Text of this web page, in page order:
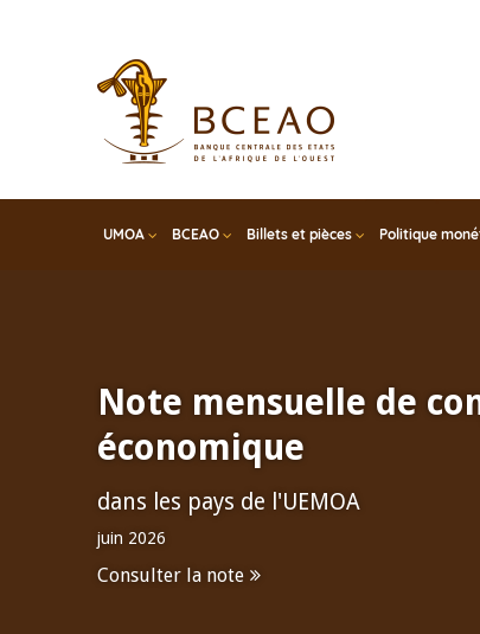
UMOA BCEAO Billets et pièces Politique
Note mensuelle de
économique
dans les pays de l'UEMOA
juin 2026
Consulter la note